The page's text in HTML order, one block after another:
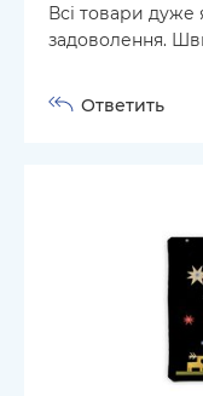
Всі товари дуже
задоволення.
Ответить